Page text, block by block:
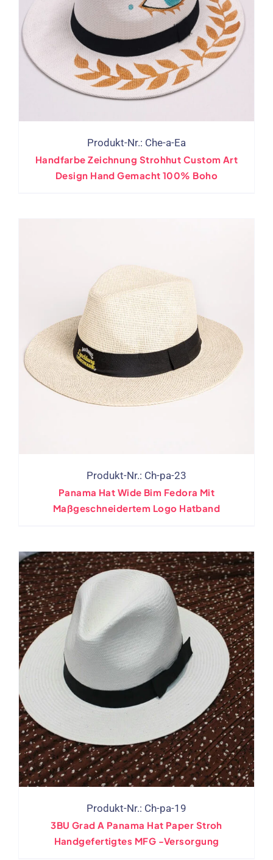
Produkt-Nr.: Che-a-Ea
Handfarbe Zeichnung Strohhut Custom Art
Design Hand Gemacht 100% Boho
Produkt-Nr.: Ch-pa-23
Panama Hat Wide Bim Fedora Mit
Maßgeschneidertem Logo Hatband
Produkt-Nr.: Ch-pa-19
3BU Grad A Panama Hat Paper Stroh
Handgefertigtes MFG -Versorgung